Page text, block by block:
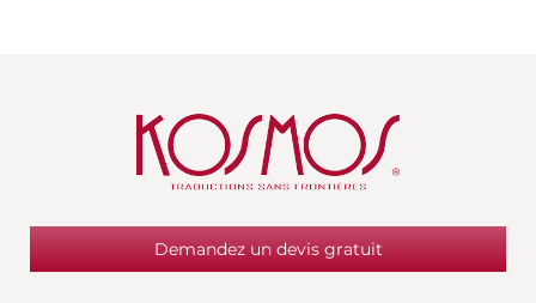
Demandez un devis gratuit